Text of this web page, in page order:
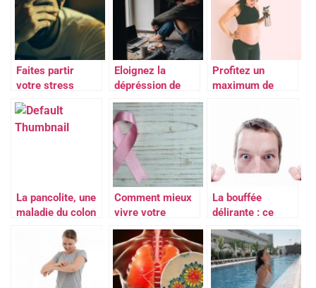
Faites partir
votre stress
Eloignez la
dépréssion de
votre vie
Profitez un
maximum de
La pancolite, une
maladie du colon
Comment mieux
vivre votre
chimiothérapie?
La bouffée
délirante : ce
coup de tonnerre
dans un ciel
serein